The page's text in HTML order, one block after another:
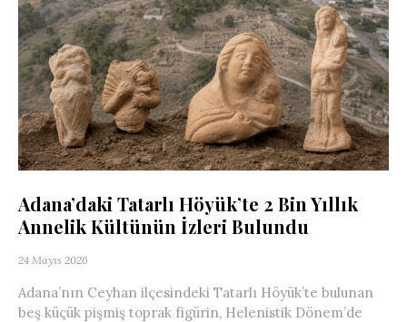
Adana’daki Tatarlı Höyük’te 2 Bin Yıllık
Annelik Kültünün İzleri Bulundu
24 Mayıs 2026
Adana’nın Ceyhan ilçesindeki Tatarlı Höyük’te bulunan
beş küçük pişmiş toprak figürin, Helenistik Dönem’de